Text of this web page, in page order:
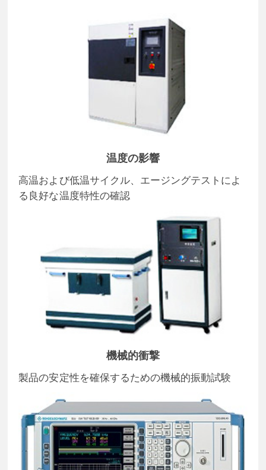
温度の影響
高温および低温サイクル、エージングテストによ
る良好な温度特性の確認
機械的衝撃
製品の安定性を確保するための機械的振動試験